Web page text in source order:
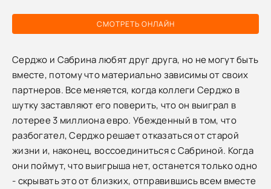
СМОТРЕТЬ ОНЛАЙН
Серджо и Сабрина любят друг друга, но не могут быть
вместе, потому что материально зависимы от своих
партнеров. Все меняется, когда коллеги Серджо в
шутку заставляют его поверить, что он выиграл в
лотерее 3 миллиона евро. Убежденный в том, что
разбогател, Серджо решает отказаться от старой
жизни и, наконец, воссоединиться с Сабриной. Когда
они поймут, что выигрыша нет, останется только одно
- скрывать это от близких, отправившись всем вместе